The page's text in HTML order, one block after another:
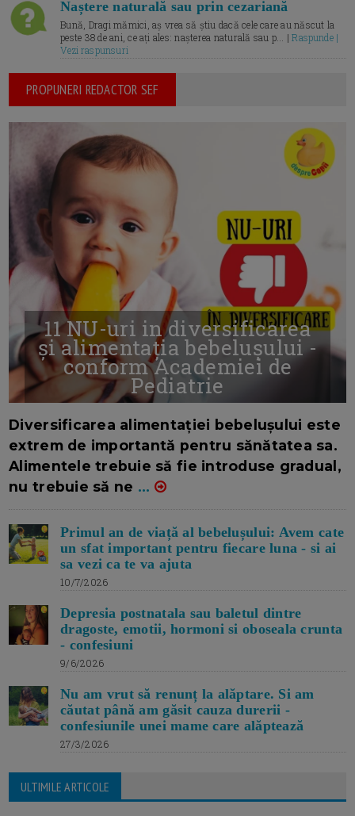
Naștere naturală sau prin cezariană
Bună, Dragi mămici, aș vrea să știu dacă cele care au născut la
peste 38 de ani, ce ați ales: nașterea naturală sau p... |Raspunde |
Vezi raspunsuri
PROPUNERI REDACTOR SEF
11 NU-uri in diversificarea
și alimentația bebelușului -
conform Academiei de
Pediatrie
Diversificarea alimentației bebelușului este
extrem de importantă pentru sănătatea sa.
Alimentele trebuie să fie introduse gradual,
nu trebuie să ne ...
Primul an de viață al bebelușului: Avem cate
un sfat important pentru fiecare luna - si ai
sa vezi ca te va ajuta
10/7/2026
Depresia postnatala sau baletul dintre
dragoste, emotii, hormoni si oboseala crunta
- confesiuni
9/6/2026
Nu am vrut să renunț la alăptare. Si am
căutat până am găsit cauza durerii -
confesiunile unei mame care alăptează
27/3/2026
ULTIMILE ARTICOLE